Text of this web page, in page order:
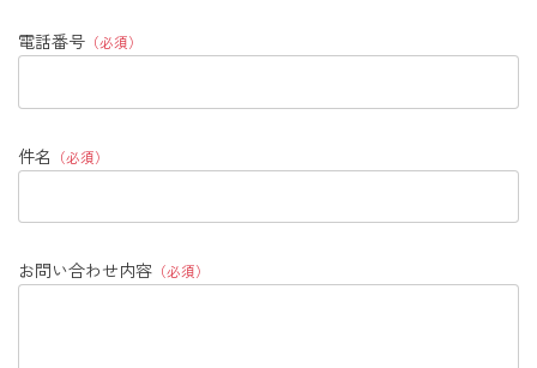
電話番号 （必須）
件名 （必須）
お問い合わせ内容 （必須）